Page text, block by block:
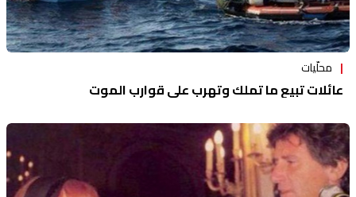
محلّيات
عائلات تبيع ما تملك وتهرب على قوارب الموت